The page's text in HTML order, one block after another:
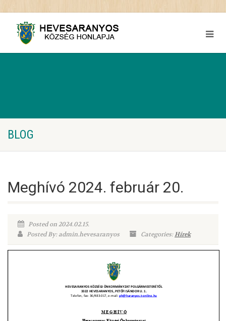
BLOG
Meghívó 2024. február 20.
Posted on 2024.02.15.
Posted By: admin.hevesaranyos
Categories:Hírek